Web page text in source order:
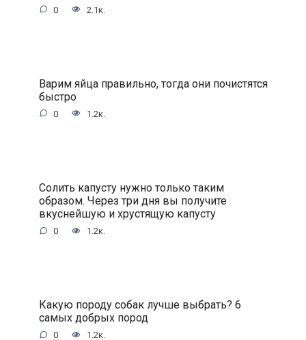
0 2.1к.
Варим яйца правильно, тогда они почистятся
быстро
0 1.2к.
Солить капусту нужно только таким
образом. Через три дня вы получите
вкуснейшую и хрустящую капусту
0 1.2к.
Какую породу собак лучше выбрать? 6
самых добрых пород
0 1.2к.